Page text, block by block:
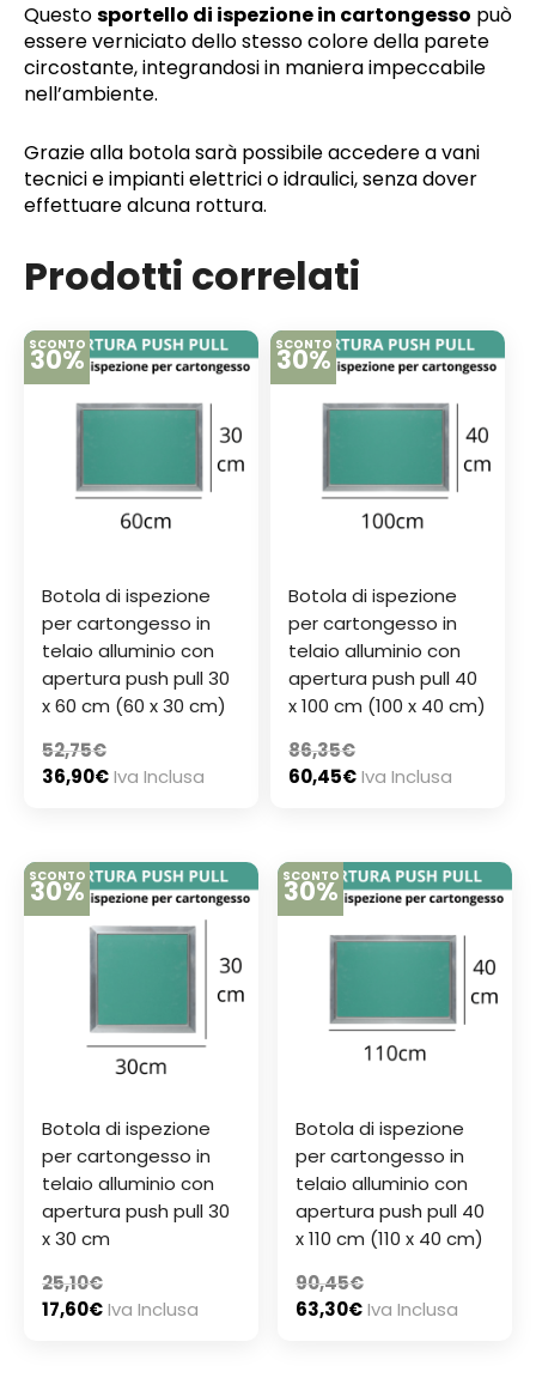
Questosportello di ispezione in cartongesso può
essere verniciato dello stesso colore della parete
circostante, integrandosi in maniera impeccabile
nell’ambiente.
Grazie alla botola sarà possibile accedere a vani
tecnici e impianti elettrici o idraulici, senza dover
effettuare alcuna rottura.
Prodotti correlati
SCONTO
30%
Botola di ispezione
per cartongesso in
telaio alluminio con
apertura push pull 30
x 60 cm (60 x 30 cm)
52,75€
36,90€Iva Inclusa
SCONTO
30%
Botola di ispezione
per cartongesso in
telaio alluminio con
apertura push pull 40
x 100 cm (100 x 40 cm)
86,35€
60,45€Iva Inclusa
SCONTO
30%
Botola di ispezione
per cartongesso in
telaio alluminio con
apertura push pull 30
x 30 cm
25,10€
17,60€Iva Inclusa
SCONTO
30%
Botola di ispezione
per cartongesso in
telaio alluminio con
apertura push pull 40
x 110 cm (110 x 40 cm)
90,45€
63,30€Iva Inclusa